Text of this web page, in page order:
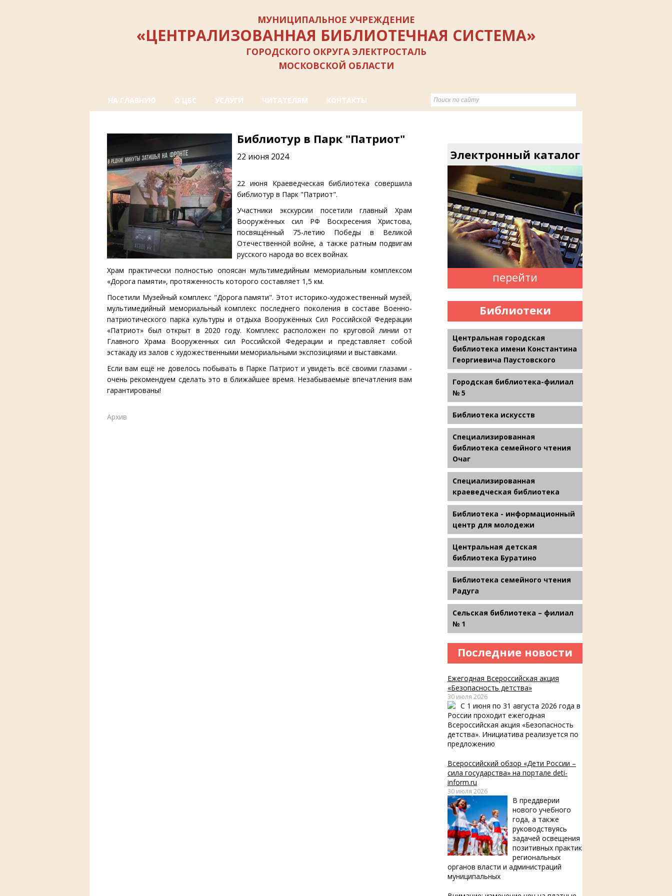
МУНИЦИПАЛЬНОЕ УЧРЕЖДЕНИЕ
«ЦЕНТРАЛИЗОВАННАЯ БИБЛИОТЕЧНАЯ СИСТЕМА»
ГОРОДСКОГО ОКРУГА ЭЛЕКТРОСТАЛЬ
МОСКОВСКОЙ ОБЛАСТИ
НА ГЛАВНУЮ О ЦБС УСЛУГИ ЧИТАТЕЛЯМ КОНТАКТЫ
Библиотур в Парк "Патриот"
22 июня 2024
22 июня Краеведческая библиотека совершила
библиотур в Парк "Патриот".
Участники экскурсии посетили главный Храм
Вооружённых сил РФ Воскресения Христова,
посвящённый 75-летию Победы в Великой
Отечественной войне, а также ратным подвигам
русского народа во всех войнах.
Храм практически полностью опоясан мультимедийным мемориальным комплексом
«Дорога памяти», протяженность которого составляет 1,5 км.
Посетили Музейный комплекс "Дорога памяти". Этот историко-художественный музей,
мультимедийный мемориальный комплекс последнего поколения в составе Военно-
патриотического парка культуры и отдыха Вооружённых Сил Российской Федерации
«Патриот» был открыт в 2020 году. Комплекс расположен по круговой линии от
Главного Храма Вооруженных сил Российской Федерации и представляет собой
эстакаду из залов с художественными мемориальными экспозициями и выставками.
Если вам ещё не довелось побывать в Парке Патриот и увидеть всё своими глазами -
очень рекомендуем сделать это в ближайшее время. Незабываемые впечатления вам
гарантированы!
Архив
Электронный каталог
перейти
Библиотеки
Центральная городская
библиотека имени Константина
Георгиевича Паустовского
Городская библиотека-филиал
№ 5
Библиотека искусств
Специализированная
библиотека семейного чтения
Очаг
Специализированная
краеведческая библиотека
Библиотека - информационный
центр для молодежи
Центральная детская
библиотека Буратино
Библиотека семейного чтения
Радуга
Сельская библиотека – филиал
№ 1
Последние новости
Ежегодная Всероссийская акция
«Безопасность детства»
30 июля 2026
С 1 июня по 31 августа 2026 года в
России проходит ежегодная
Всероссийская акция «Безопасность
детства». Инициатива реализуется по
предложению
Всероссийский обзор «Дети России –
сила государства» на портале deti-
inform.ru
30 июля 2026
В преддверии
нового учебного
года, а также
руководствуясь
задачей освещения
позитивных практик
региональных
органов власти и администраций
муниципальных